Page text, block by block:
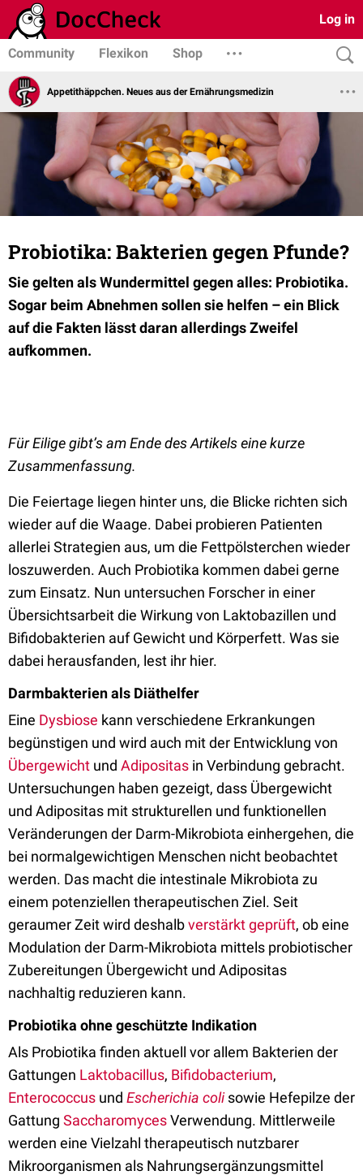
Log in
Community Flexikon Shop
Appetithäppchen. Neues aus der Ernährungsmedizin
Probiotika: Bakterien gegen Pfunde?
Sie gelten als Wundermittel gegen alles: Probiotika.
Sogar beim Abnehmen sollen sie helfen – ein Blick
auf die Fakten lässt daran allerdings Zweifel
aufkommen.
Für Eilige gibt’s am Ende des Artikels eine kurze
Zusammenfassung.
Die Feiertage liegen hinter uns, die Blicke richten sich
wieder auf die Waage. Dabei probieren Patienten
allerlei Strategien aus, um die Fettpölsterchen wieder
loszuwerden. Auch Probiotika kommen dabei gerne
zum Einsatz. Nun untersuchen Forscher in einer
Übersichtsarbeit die Wirkung von Laktobazillen und
Bifidobakterien auf Gewicht und Körperfett. Was sie
dabei herausfanden, lest ihr hier.
Darmbakterien als Diäthelfer
Eine Dysbiose kann verschiedene Erkrankungen
begünstigen und wird auch mit der Entwicklung von
Übergewicht und Adipositas in Verbindung gebracht.
Untersuchungen haben gezeigt, dass Übergewicht
und Adipositas mit strukturellen und funktionellen
Veränderungen der Darm-Mikrobiota einhergehen, die
bei normalgewichtigen Menschen nicht beobachtet
werden. Das macht die intestinale Mikrobiota zu
einem potenziellen therapeutischen Ziel. Seit
geraumer Zeit wird deshalbverstärkt geprüft, ob eine
Modulation der Darm-Mikrobiota mittels probiotischer
Zubereitungen Übergewicht und Adipositas
nachhaltig reduzieren kann.
Probiotika ohne geschützte Indikation
Als Probiotika finden aktuell vor allem Bakterien der
Gattungen Laktobacillus, Bifidobacterium,
Enterococcus und Escherichia colisowie Hefepilze der
Gattung SaccharomycesVerwendung. Mittlerweile
werden eine Vielzahl therapeutisch nutzbarer
Mikroorganismen als Nahrungsergänzungsmittel